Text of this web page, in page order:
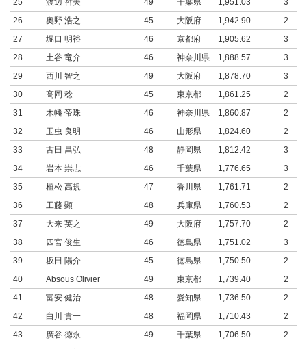
25
渡辺 哲夫 49 千葉県 1,951.03
3
26
奥野 浩之 45 大阪府 1,942.90
2
27
堀口 明裕 46 京都府 1,905.62
3
28
土谷 竜介 46 神奈川県 1,888.57
3
29
西川 智之 49 大阪府 1,878.70
3
30
高岡 稔 45 東京都 1,861.25
2
31
木幡 帝珠 46 神奈川県 1,860.87
2
32
玉虫 良明 46 山形県 1,824.60
2
33
古田 昌弘 48 静岡県 1,812.42
3
34
岩本 崇志 46 千葉県 1,776.65
3
35
植松 高規 47 香川県 1,761.71
2
36
工藤 顕 48 兵庫県 1,760.53
2
37
大来 英之 49 大阪府 1,757.70
2
38
四宮 俊生 46 徳島県 1,751.02
3
39
坂田 陽介 45 徳島県 1,750.50
2
40
Absous Olivier 49 東京都 1,739.40
2
41
富安 健治 48 愛知県 1,736.50
2
42
白川 貴一 48 福岡県 1,710.43
2
43
廣谷 徳永 49 千葉県 1,706.50
2